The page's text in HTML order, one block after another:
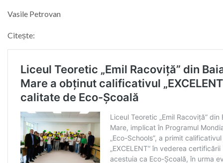
Vasile Petrovan
Citește: